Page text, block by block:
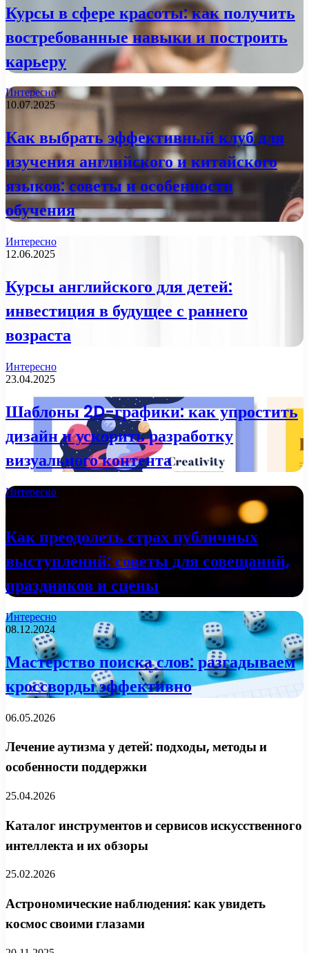
Курсы в сфере красоты: как получить
востребованные навыки и построить
карьеру
Интересно
10.07.2025
Как выбрать эффективный клуб для
изучения английского и китайского
языков: советы и особенности
обучения
Интересно
12.06.2025
Курсы английского для детей:
инвестиция в будущее с раннего
возраста
Интересно
23.04.2025
Шаблоны 2D-графики: как упростить
дизайн и ускорить разработку
визуального контента
Интересно
Как преодолеть страх публичных
выступлений: советы для совещаний,
праздников и сцены
Интересно
08.12.2024
Мастерство поиска слов: разгадываем
кроссворды эффективно
06.05.2026
Лечение аутизма у детей: подходы, методы и
особенности поддержки
25.04.2026
Каталог инструментов и сервисов искусственного
интеллекта и их обзоры
25.02.2026
Астрономические наблюдения: как увидеть
космос своими глазами